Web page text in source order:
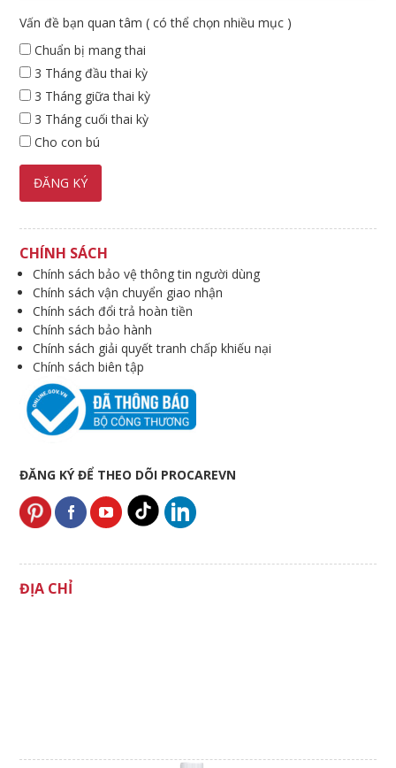
Vấn đề bạn quan tâm ( có thể chọn nhiều mục )
Chuẩn bị mang thai
3 Tháng đầu thai kỳ
3 Tháng giữa thai kỳ
3 Tháng cuối thai kỳ
Cho con bú
CHÍNH SÁCH
Chính sách bảo vệ thông tin người dùng
Chính sách vận chuyển giao nhận
Chính sách đổi trả hoàn tiền
Chính sách bảo hành
Chính sách giải quyết tranh chấp khiếu nại
Chính sách biên tập
ĐĂNG KÝ ĐỂ THEO DÕI PROCAREVN
ĐỊA CHỈ